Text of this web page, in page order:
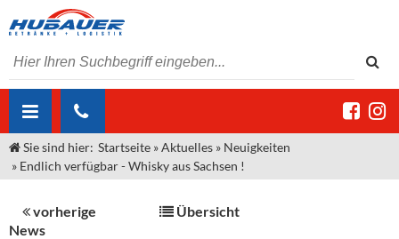
ÜBER UNS
Unser Liefergebiet
Angebote Gastronomie & Großhandel
MARKEN & PRODUKTE
Sie sind hier: Startseite »Aktuelles » Neuigkeiten
» Endlich verfügbar - Whisky aus Sachsen !
vorherige
News
Übersicht